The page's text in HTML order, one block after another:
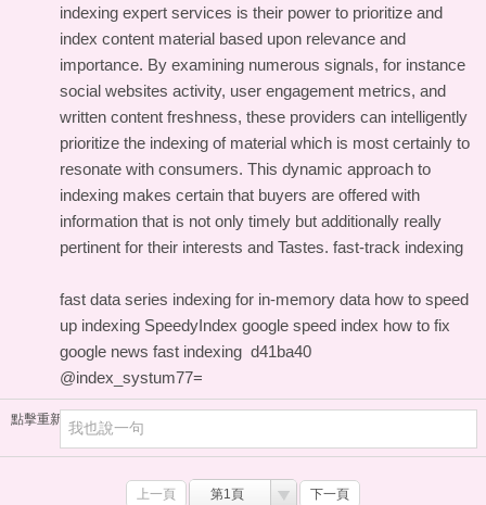
indexing expert services is their power to prioritize and
index content material based upon relevance and
importance. By examining numerous signals, for instance
social websites activity, user engagement metrics, and
written content freshness, these providers can intelligently
prioritize the indexing of material which is most certainly to
resonate with consumers. This dynamic approach to
indexing makes certain that buyers are offered with
information that is not only timely but additionally really
pertinent for their interests and Tastes. fast-track indexing
fast data series indexing for in-memory data how to speed
up indexing SpeedyIndex google speed index how to fix
google news fast indexing d41ba40
@index_systum77=
點擊重新加載
上一頁 第1頁 下一頁